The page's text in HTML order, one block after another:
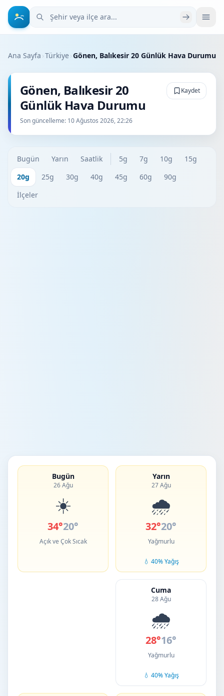
Şehir veya ilçe ara
Ana Sayfa ›Türkiye›Gönen, Balıkesir 20 Günlük Hava Durumu
Gönen, Balıkesir 20
Günlük Hava Durumu
Son güncelleme: 10 Ağustos 2026, 22:26
Kaydet
Bugün Yarın Saatlik 5g 7g 10g
15g
20g
25g 30g 40g 45g 60g
90g
İlçeler
Bugün
26 Ağu
☀️
34°20°
Açık ve Çok Sıcak
Yarın
27 Ağu
🌧️
32°20°
Yağmurlu
💧 40% Yağış
Cuma
28 Ağu
🌧️
28°16°
Yağmurlu
💧 40% Yağış